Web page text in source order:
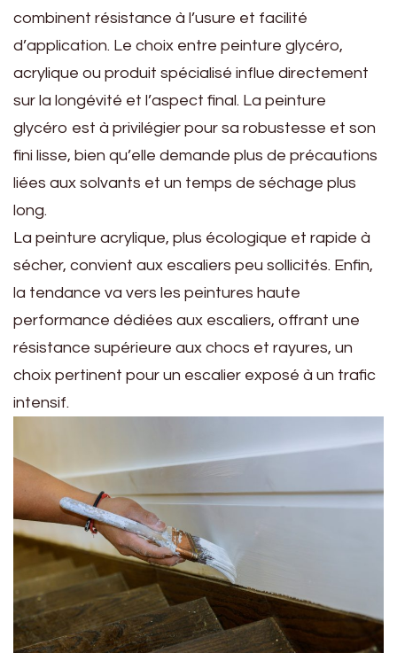
combinent résistance à l’usure et facilité
d’application. Le choix entre peinture glycéro,
acrylique ou produit spécialisé influe directement
sur la longévité et l’aspect final. La peinture
glycéro est à privilégier pour sa robustesse et son
fini lisse, bien qu’elle demande plus de précautions
liées aux solvants et un temps de séchage plus
long.
La peinture acrylique, plus écologique et rapide à
sécher, convient aux escaliers peu sollicités. Enfin,
la tendance va vers les peintures haute
performance dédiées aux escaliers, offrant une
résistance supérieure aux chocs et rayures, un
choix pertinent pour un escalier exposé à un trafic
intensif.